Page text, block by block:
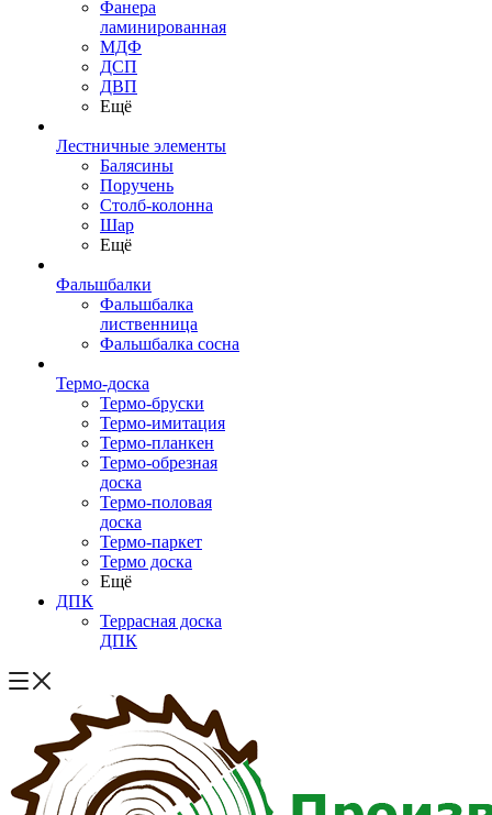
Фанера
ламинированная
МДФ
ДСП
ДВП
Ещё
Лестничные элементы
Балясины
Поручень
Столб-колонна
Шар
Ещё
Фальшбалки
Фальшбалка
лиственница
Фальшбалка сосна
Термо-доска
Термо-бруски
Термо-имитация
Термо-планкен
Термо-обрезная
доска
Термо-половая
доска
Термо-паркет
Термо доска
Ещё
ДПК
Террасная доска
ДПК